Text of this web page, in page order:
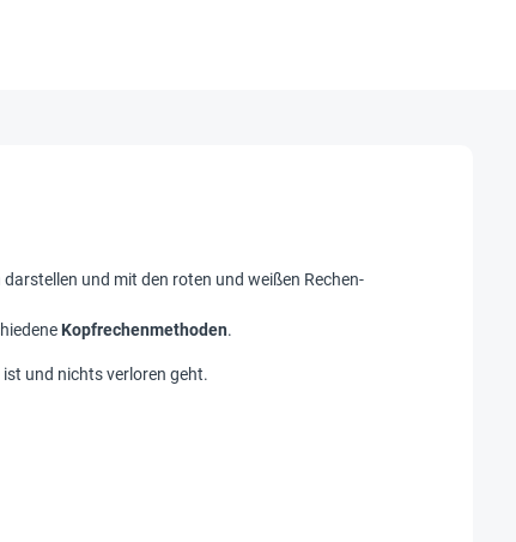
und mit den roten und weißen Rechen-
Kopfrechenmethoden.
und nichts verloren geht.